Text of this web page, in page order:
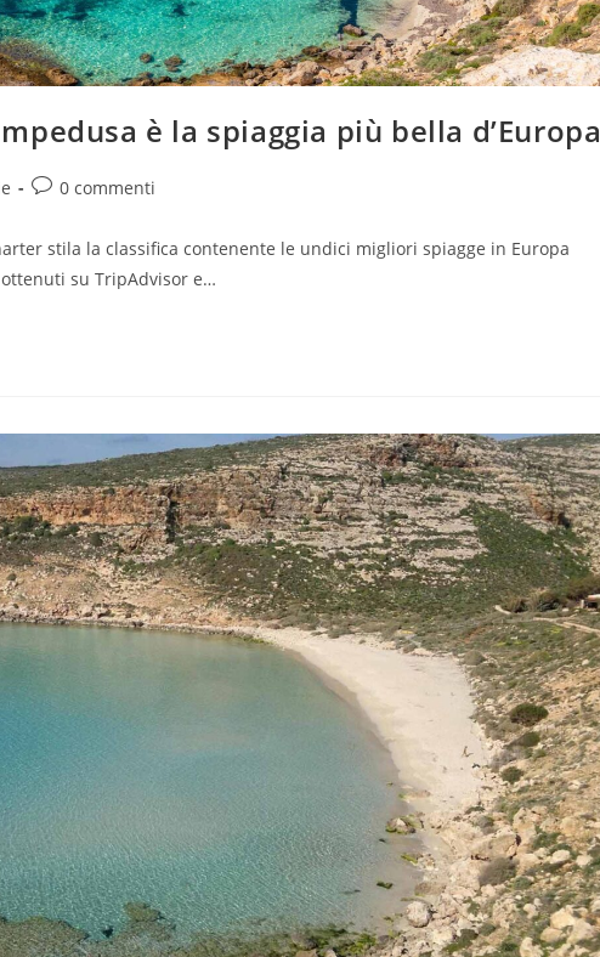
è la spiaggia più bella d’Europa
Commenti
0 commenti
stila la classifica contenente le undici migliori spiagge in Europa
su TripAdvisor e…